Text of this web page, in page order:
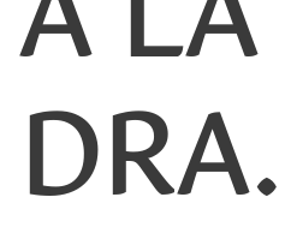
DRA.